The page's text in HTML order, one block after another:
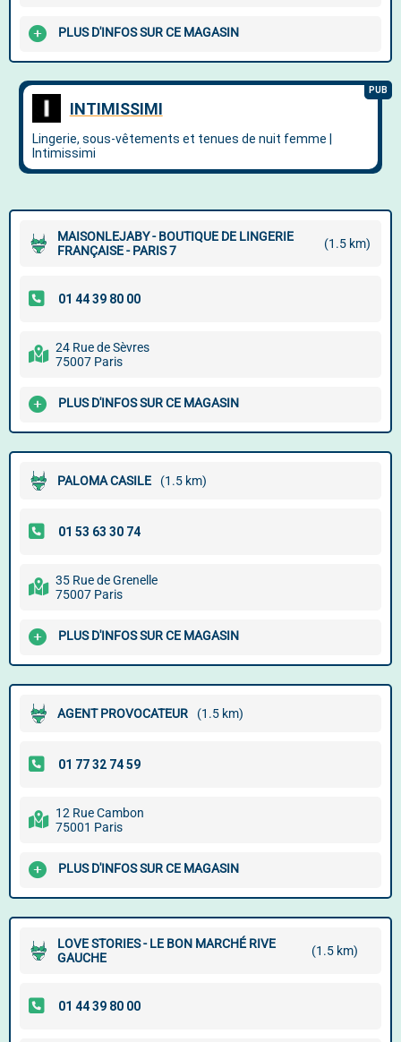
PLUS D'INFOS SUR CE MAGASIN
MAISONLEJABY - BOUTIQUE DE LINGERIE
FRANÇAISE - PARIS 7
(1.5 km)
24 Rue de Sèvres
75007 Paris
PLUS D'INFOS SUR CE MAGASIN
PALOMA CASILE (1.5 km)
35 Rue de Grenelle
75007 Paris
PLUS D'INFOS SUR CE MAGASIN
AGENT PROVOCATEUR (1.5 km)
12 Rue Cambon
75001 Paris
PLUS D'INFOS SUR CE MAGASIN
LOVE STORIES - LE BON MARCHÉ RIVE
GAUCHE
(1.5 km)